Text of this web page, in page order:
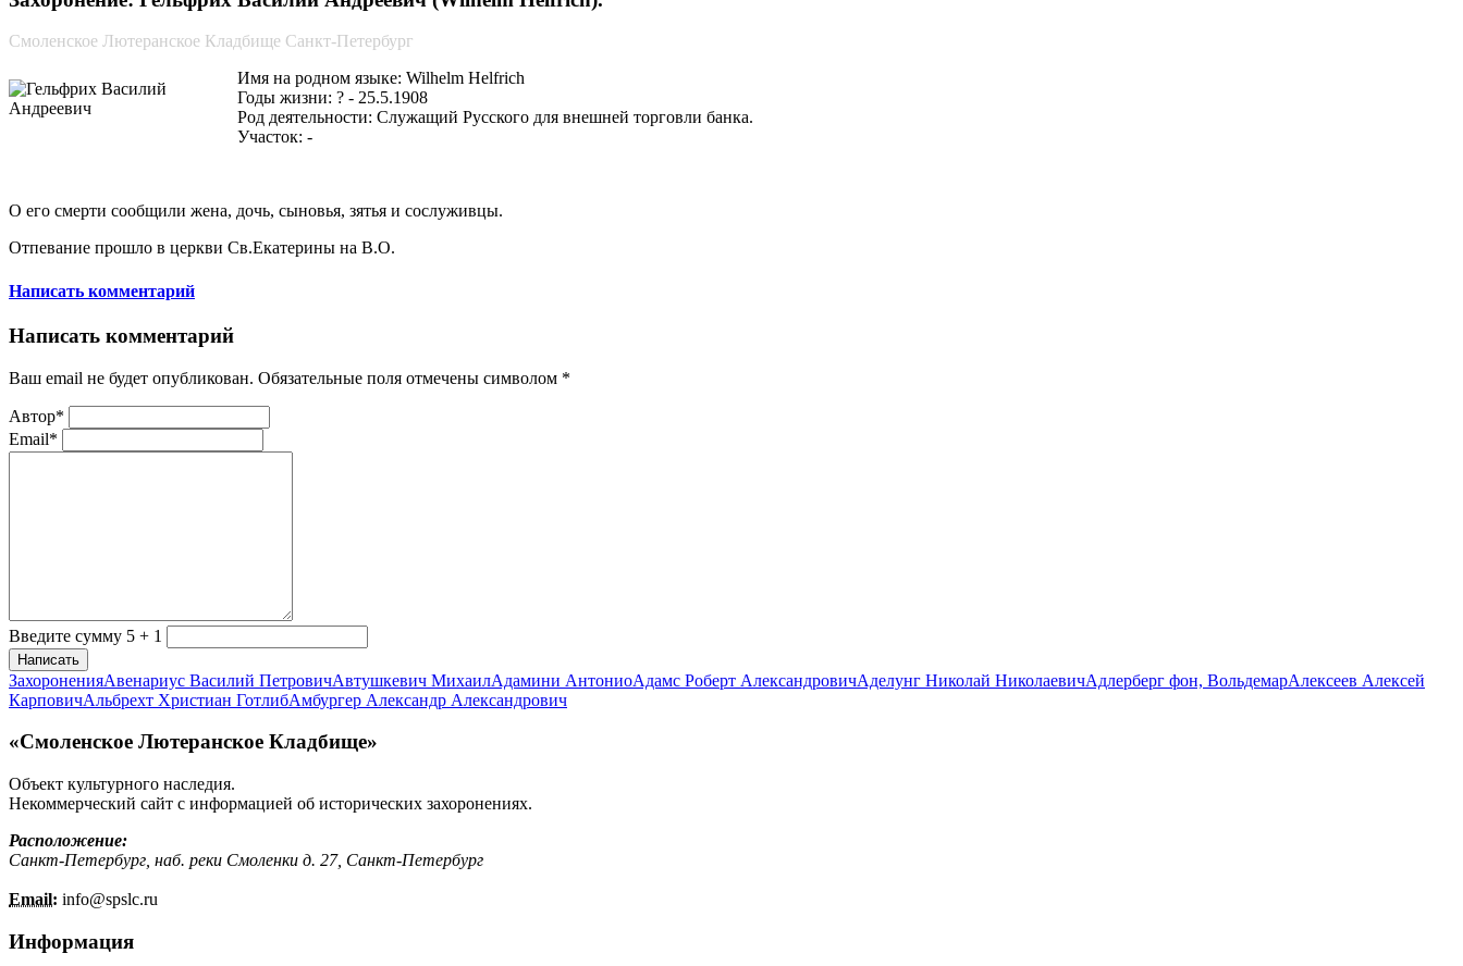
Смоленское Лютеранское Кладбище Санкт-Петербург
Имя на родном языке: Wilhelm Helfrich
Годы жизни: ? - 25.5.1908
Род деятельности: Служащий Русского для внешней торговли банка.
Участок: -
О его смерти сообщили жена, дочь, сыновья, зятья и сослуживцы.
Отпевание прошло в церкви Св.Екатерины на В.О.
Написать комментарий
Написать комментарий
Ваш email не будет опубликован. Обязательные поля отмечены символом *
Автор*
Email*
Введите сумму 5 + 1
Написать
ЗахороненияАвенариус Василий ПетровичАвтушкевич МихаилАдамини АнтониоАдамс Роберт АлександровичАделунг Николай НиколаевичАдлерберг фон, ВольдемарАлексеев Алексей
КарповичАльбрехт Христиан ГотлибАмбургер Александр Александрович
«Смоленское Лютеранское Кладбище»
Объект культурного наследия.
Некоммерческий сайт с информацией об исторических захоронениях.
Расположение:
Санкт-Петербург, наб. реки Смоленки д. 27, Санкт-Петербург
Email: info@spslc.ru
Информация